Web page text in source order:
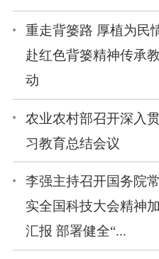
重走背篓路 厚植为
赴红色背篓精神传承
动
农业农村部召开深入
习教育总结会议
李强主持召开国务院
实全国科技大会精神
汇报 部署健全“...